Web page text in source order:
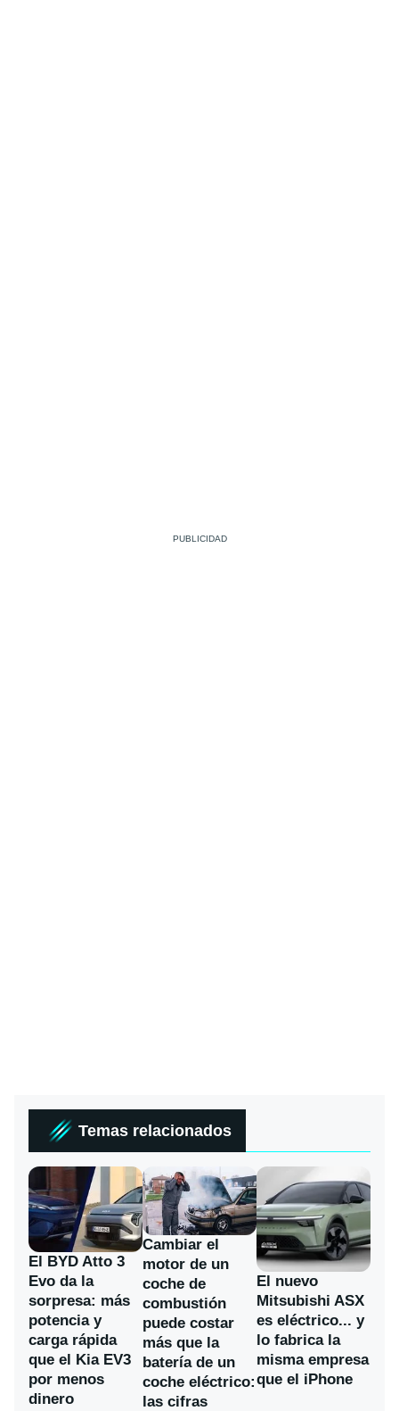
Temas relacionados
El BYD Atto 3
Evo da la
sorpresa: más
potencia y
carga rápida
que el Kia EV3
por menos
dinero
Cambiar el
motor de un
coche de
combustión
puede costar
más que la
batería de un
coche eléctrico:
las cifras
El nuevo
Mitsubishi ASX
es eléctrico... y
lo fabrica la
misma empresa
que el iPhone